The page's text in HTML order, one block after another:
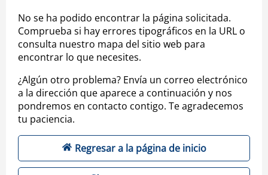
No se ha podido encontrar la página solicitada.
Comprueba si hay errores tipográficos en la URL o
consulta nuestro mapa del sitio web para
encontrar lo que necesites.
¿Algún otro problema? Envía un correo electrónico
a la dirección que aparece a continuación y nos
pondremos en contacto contigo. Te agradecemos
tu paciencia.
Regresar a la página de inicio